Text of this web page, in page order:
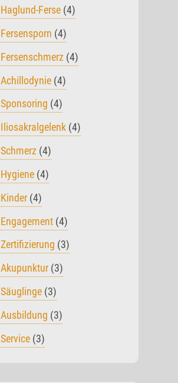
Haglund-Ferse (4)
Fersensporn (4)
Fersenschmerz (4)
Achillodynie (4)
Sponsoring (4)
Iliosakralgelenk (4)
Schmerz (4)
Hygiene (4)
Kinder (4)
Engagement (4)
Zertifizierung (3)
Akupunktur (3)
Säuglinge (3)
Ausbildung (3)
Service (3)